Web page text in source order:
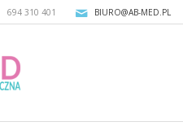
694 310 401 BIURO@AB-MED.PL